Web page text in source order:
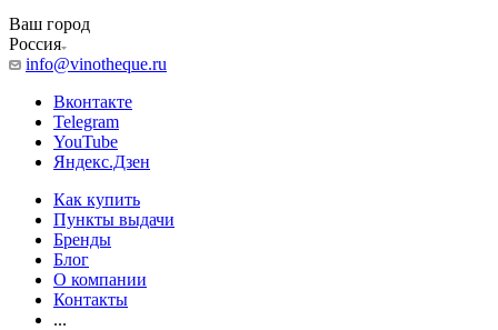
Ваш город
Россия
info@vinotheque.ru
Вконтакте
Telegram
YouTube
Яндекс.Дзен
Как купить
Пункты выдачи
Бренды
Блог
О компании
Контакты
...